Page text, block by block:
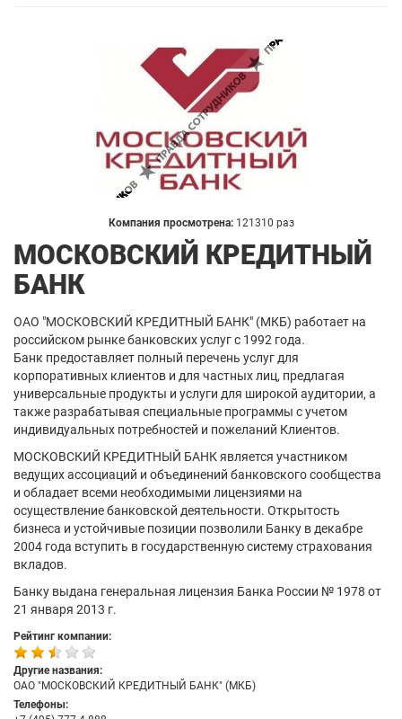
Компания просмотрена: 121310 раз
МОСКОВСКИЙ КРЕДИТНЫЙ
БАНК
ОАО "МОСКОВСКИЙ КРЕДИТНЫЙ БАНК" (МКБ) работает на
российском рынке банковских услуг с 1992 года.
Банк предоставляет полный перечень услуг для
корпоративных клиентов и для частных лиц, предлагая
универсальные продукты и услуги для широкой аудитории, а
также разрабатывая специальные программы с учетом
индивидуальных потребностей и пожеланий Клиентов.
МОСКОВСКИЙ КРЕДИТНЫЙ БАНК является участником
ведущих ассоциаций и объединений банковского сообщества
и обладает всеми необходимыми лицензиями на
осуществление банковской деятельности. Открытость
бизнеса и устойчивые позиции позволили Банку в декабре
2004 года вступить в государственную систему страхования
вкладов.
Банку выдана генеральная лицензия Банка России № 1978 от
21 января 2013 г.
Рейтинг компании:
Другие названия:
ОАО "МОСКОВСКИЙ КРЕДИТНЫЙ БАНК" (МКБ)
Телефоны: